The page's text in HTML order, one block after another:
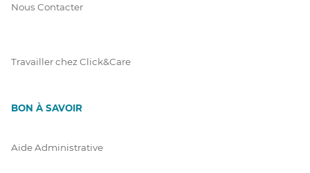
Nous Contacter
Travailler chez Click&Care
BON À SAVOIR
Aide Administrative